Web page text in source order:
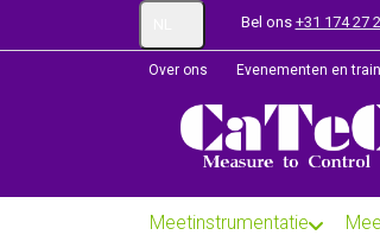
Bel ons +31 174 27
Over ons Evenementen en
Meetinstrumentatie